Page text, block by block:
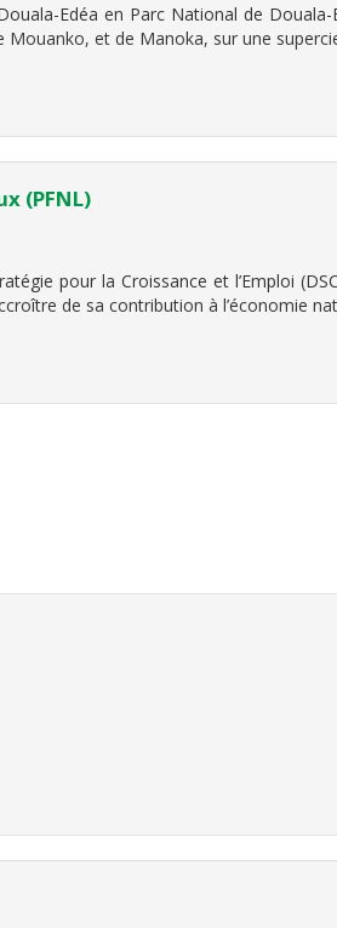
Edéa en Parc National de
et de Manoka, sur une
(PFNL)
pour la Croissance et l’Emploi
de sa contribution à l’économie